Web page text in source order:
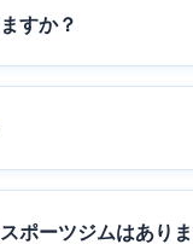
すか？
ポーツジムはあり